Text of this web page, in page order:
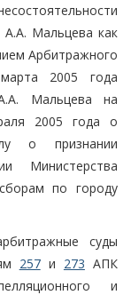
Мальцева как
Арбитражного
2005 года
Мальцева на
2005 года о
о признании
Министерства
по городу
суды
257и 273 АПК
и